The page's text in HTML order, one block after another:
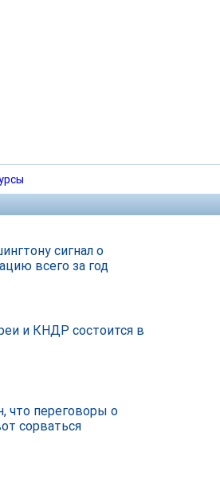
сигнал о
всего за год
и КНДР состоится в
что переговоры о
сорваться